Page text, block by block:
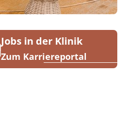
Jobs in der Klinik
Zum Karriereportal